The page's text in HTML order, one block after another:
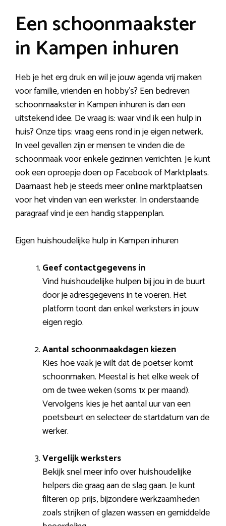
Een schoonmaakster
in Kampen inhuren
Heb je het erg druk en wil je jouw agenda vrij maken
voor familie, vrienden en hobby’s? Een bedreven
schoonmaakster in Kampen inhuren is dan een
uitstekend idee. De vraag is: waar vind ik een hulp in
huis? Onze tips: vraag eens rond in je eigen netwerk.
In veel gevallen zijn er mensen te vinden die de
schoonmaak voor enkele gezinnen verrichten. Je kunt
ook een oproepje doen op Facebook of Marktplaats.
Daarnaast heb je steeds meer online marktplaatsen
voor het vinden van een werkster. In onderstaande
paragraaf vind je een handig stappenplan.
Eigen huishoudelijke hulp in Kampen inhuren
Geef contactgegevens in
Vind huishoudelijke hulpen bij jou in de buurt
door je adresgegevens in te voeren. Het
platform toont dan enkel werksters in jouw
eigen regio.
Aantal schoonmaakdagen kiezen
Kies hoe vaak je wilt dat de poetser komt
schoonmaken. Meestal is het elke week of
om de twee weken (soms 1x per maand).
Vervolgens kies je het aantal uur van een
poetsbeurt en selecteer de startdatum van de
werker.
Vergelijk werksters
Bekijk snel meer info over huishoudelijke
helpers die graag aan de slag gaan. Je kunt
filteren op prijs, bijzondere werkzaamheden
zoals strijken of glazen wassen en gemiddelde